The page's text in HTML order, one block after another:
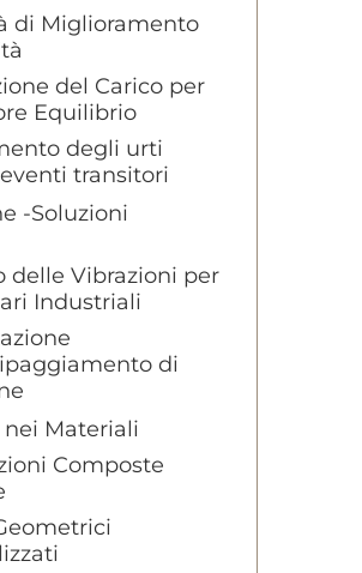
di Miglioramento
del Carico per
Equilibrio
degli urti
transitori
-Soluzioni
delle Vibrazioni per
Industriali
di
Materiali
Composte